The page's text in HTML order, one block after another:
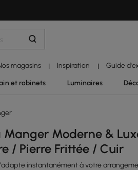
magasins | Inspiration | Guide
et robinets Luminaires
Moderne &
/ Pierre Frittée / Cuir
instantanément à votre